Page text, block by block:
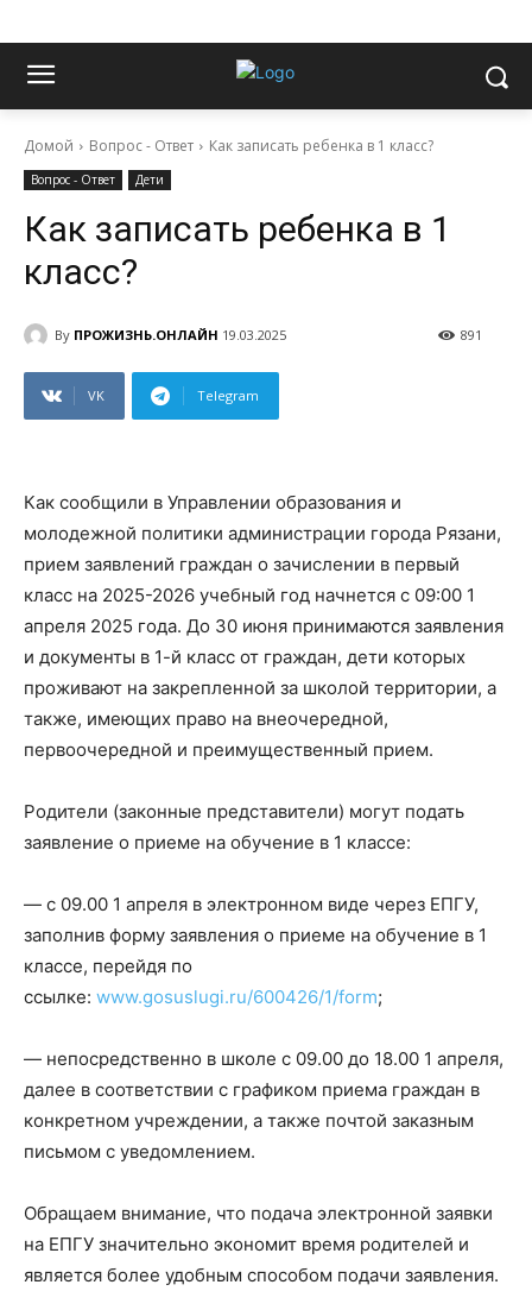
Домой Вопрос - Ответ Как записать ребенка в 1 класс?
Вопрос - Ответ Дети
Как записать ребенка в 1
класс?
By ПРОЖИЗНЬ.ОНЛАЙН 19.03.2025 891
VK Telegram
Как сообщили в Управлении образования и
молодежной политики администрации города Рязани,
прием заявлений граждан о зачислении в первый
класс на 2025-2026 учебный год начнется с 09:00 1
апреля 2025 года. До 30 июня принимаются заявления
и документы в 1-й класс от граждан, дети которых
проживают на закрепленной за школой территории, а
также, имеющих право на внеочередной,
первоочередной и преимущественный прием.
Родители (законные представители) могут подать
заявление о приеме на обучение в 1 классе:
— с 09.00 1 апреля в электронном виде через ЕПГУ,
заполнив форму заявления о приеме на обучение в 1
классе, перейдя по
ссылке: www.gosuslugi.ru/600426/1/form;
— непосредственно в школе с 09.00 до 18.00 1 апреля,
далее в соответствии с графиком приема граждан в
конкретном учреждении, а также почтой заказным
письмом с уведомлением.
Обращаем внимание, что подача электронной заявки
на ЕПГУ значительно экономит время родителей и
является более удобным способом подачи заявления.